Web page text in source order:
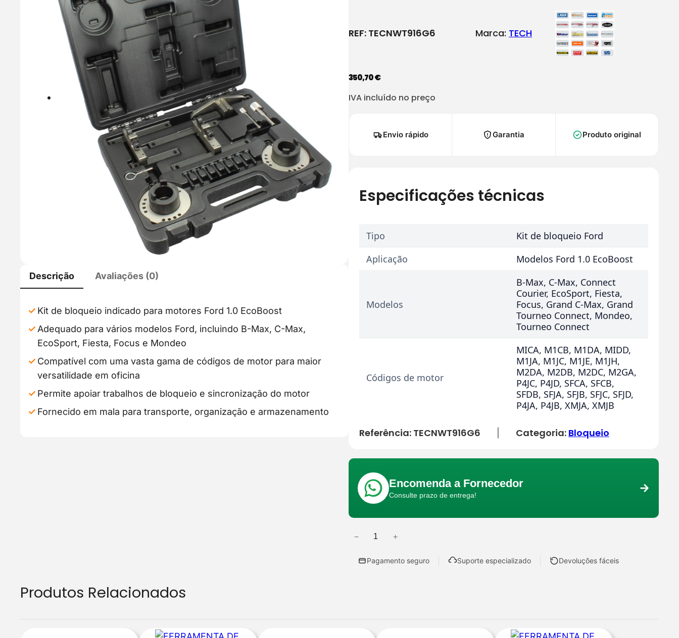
Descrição Avaliações (0)
Kit de bloqueio indicado para motores Ford 1.0 EcoBoost
Adequado para vários modelos Ford, incluindo B-Max, C-Max,
EcoSport, Fiesta, Focus e Mondeo
Compatível com uma vasta gama de códigos de motor para maior
versatilidade em oficina
Permite apoiar trabalhos de bloqueio e sincronização do motor
Fornecido em mala para transporte, organização e armazenamento
REF: TECNWT916G6 Marca: TECH
350,70€
IVA incluído no preço
Envio rápido Garantia Produto original
Especificações técnicas
Tipo
Kit de bloqueio Ford
Aplicação
Modelos Ford 1.0 EcoBoost
Modelos
B-Max, C-Max, Connect
Courier, EcoSport, Fiesta,
Focus, Grand C-Max, Grand
Tourneo Connect, Mondeo,
Tourneo Connect
Códigos de motor
MICA, M1CB, M1DA, MIDD,
M1JA, M1JC, M1JE, M1JH,
M2DA, M2DB, M2DC, M2GA,
P4JC, P4JD, SFCA, SFCB,
SFDB, SFJA, SFJB, SFJC, SFJD,
P4JA, P4JB, XMJA, XMJB
Referência: TECNWT916G6 Categoria: Bloqueio
Encomenda a Fornecedor
Consulte prazo de entrega!
Q− +
Pagamento seguro Suporte especializado Devoluções fáceis
Produtos Relacionados